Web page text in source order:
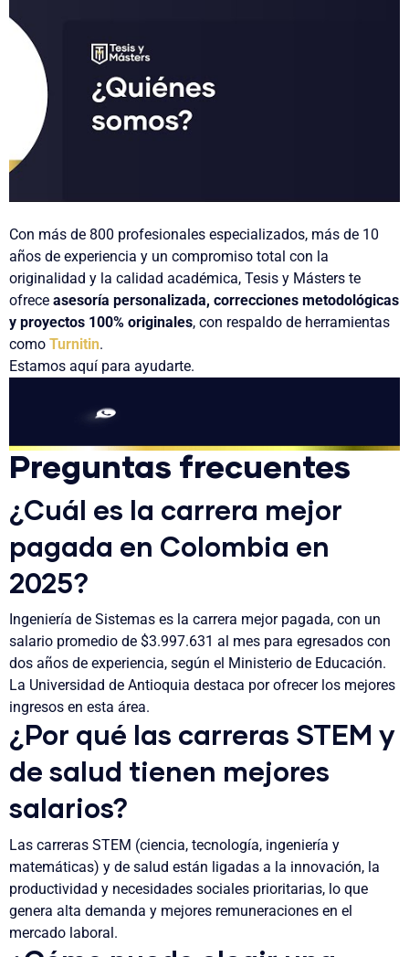
Con más de 800 profesionales especializados, más de 10
años de experiencia y un compromiso total con la
originalidad y la calidad académica, Tesis y Másters te
ofrece asesoría personalizada, correcciones metodológicas
y proyectos 100% originales, con respaldo de herramientas
como Turnitin.
Estamos aquí para ayudarte.
Preguntas frecuentes
¿Cuál es la carrera mejor
pagada en Colombia en
2025?
Ingeniería de Sistemas es la carrera mejor pagada, con un
salario promedio de $3.997.631 al mes para egresados con
dos años de experiencia, según el Ministerio de Educación.
La Universidad de Antioquia destaca por ofrecer los mejores
ingresos en esta área.
¿Por qué las carreras STEM y
de salud tienen mejores
salarios?
Las carreras STEM (ciencia, tecnología, ingeniería y
matemáticas) y de salud están ligadas a la innovación, la
productividad y necesidades sociales prioritarias, lo que
genera alta demanda y mejores remuneraciones en el
mercado laboral.